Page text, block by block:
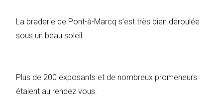
La braderie de Pont-à-Marcq s’est très bien déroulée
sous un beau soleil.
Plus de 200 exposants et de nombreux promeneurs
étaient au rendez vous.